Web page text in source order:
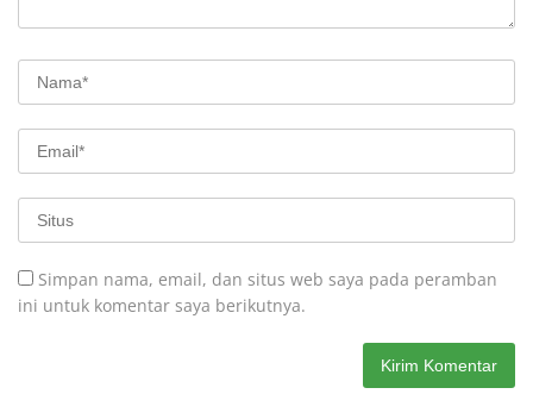
Simpan nama, email, dan situs web saya pada peramban
ini untuk komentar saya berikutnya.